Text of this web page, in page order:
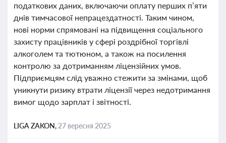
податкових даних, включаючи оплату перших п’яти
днів тимчасової непрацездатності. Таким чином,
нові норми спрямовані на підвищення соціального
захисту працівників у сфері роздрібної торгівлі
алкоголем та тютюном, а також на посилення
контролю за дотриманням ліцензійних умов.
Підприємцям слід уважно стежити за змінами, щоб
уникнути ризику втрати ліцензії через недотримання
вимог щодо зарплат і звітності.
LIGA ZAKON, 27 вересня 2025